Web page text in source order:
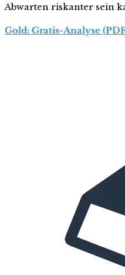
Abwarten riskanter sein
Gold: Gratis-Analyse